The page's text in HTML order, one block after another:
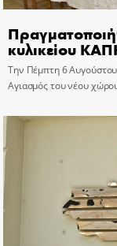
κυλικείου
Την Πέμπτη 6
Αγιασμός του νέου